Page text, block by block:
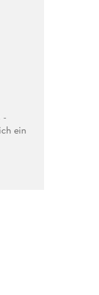
-
ein